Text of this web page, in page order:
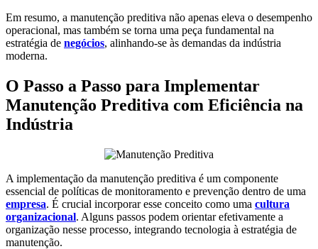
Em resumo, a manutenção preditiva não apenas eleva o desempenho
operacional, mas também se torna uma peça fundamental na
estratégia de negócios, alinhando-se às demandas da indústria
moderna.
O Passo a Passo para Implementar
Manutenção Preditiva com Eficiência na
Indústria
A implementação da manutenção preditiva é um componente
essencial de políticas de monitoramento e prevenção dentro de uma
empresa. É crucial incorporar esse conceito como uma cultura
organizacional. Alguns passos podem orientar efetivamente a
organização nesse processo, integrando tecnologia à estratégia de
manutenção.